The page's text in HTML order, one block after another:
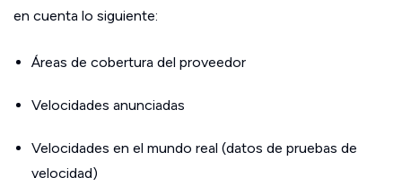
en cuenta lo siguiente:
Áreas de cobertura del proveedor
Velocidades anunciadas
Velocidades en el mundo real (datos de pruebas de
velocidad)